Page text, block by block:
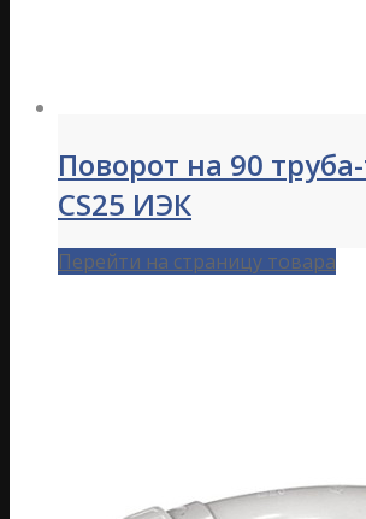
Поворот на 90
CS25 ИЭК
Перейти на страницу товара